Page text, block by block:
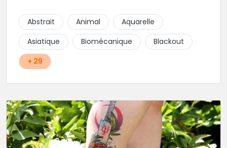
religieux ou du chicanos. Romain son frère sera vous
combler par sa finesse pour des pièces comme le
mandala, l'ornemental ou la calligraphie pour le
bonheur des futurs tatoués. Il y a aussi Léa, Maureen,
Fat, Tom, Sento, Lily, des artistes hors normes. Il n'y a
qu'à regarder les pièces sélectionnées ici pour
Abstrait Animal
Aquarelle
Asiatique
Biomécanique
Blackout
+ 29